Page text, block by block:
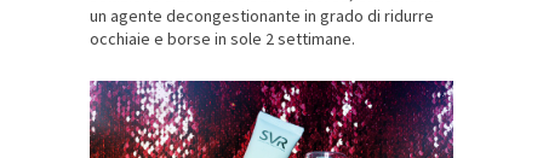
un agente decongestionante in grado di ridurre
occhiaie e borse in sole 2 settimane.